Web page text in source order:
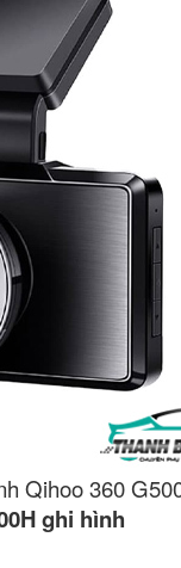
Qihoo 360
ghi hình